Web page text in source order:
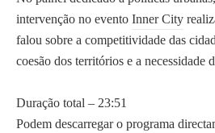
intervenção no evento Inner City
falou sobre a competitividade das
coesão dos territórios e a necessidade
Duração total – 23:51
Podem descarregar o programa